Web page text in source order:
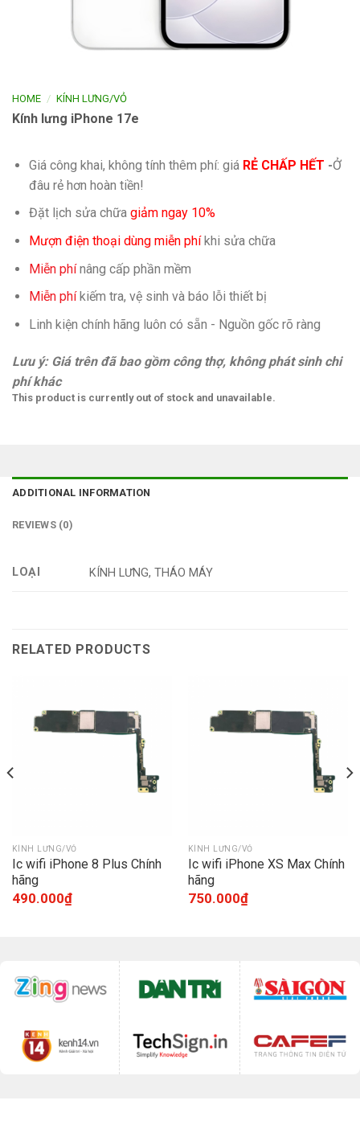
HOME / KÍNH LƯNG/VỎ
Kính lưng iPhone 17e
Giá công khai, không tính thêm phí: giá RẺ CHẤP HẾT -Ở
đâu rẻ hơn hoàn tiền!
Đặt lịch sửa chữa giảm ngay 10%
Mượn điện thoại dùng miễn phíkhi sửa chữa
Miễn phínâng cấp phần mềm
Miễn phíkiếm tra, vệ sinh và báo lỗi thiết bị
Linh kiện chính hãng luôn có sẵn - Nguồn gốc rõ ràng
Lưu ý: Giá trên đã bao gồm công thợ, không phát sinh chi
phí khác
This product is currently out of stock and unavailable.
ADDITIONAL INFORMATION
REVIEWS (0)
LOẠI KÍNH LƯNG, THÁO MÁY
RELATED PRODUCTS
KÍNH LƯNG/VỎ
Ic wifi iPhone 8 Plus Chính
hãng
490.000₫
KÍNH LƯNG/VỎ
Ic wifi iPhone XS Max Chính
hãng
750.000₫